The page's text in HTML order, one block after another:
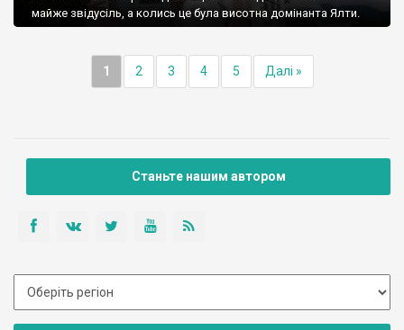
майже звідусіль, а колись це була висотна домінанта Ялти.
1 2 3 4 5 Далі »
Станьте нашим автором